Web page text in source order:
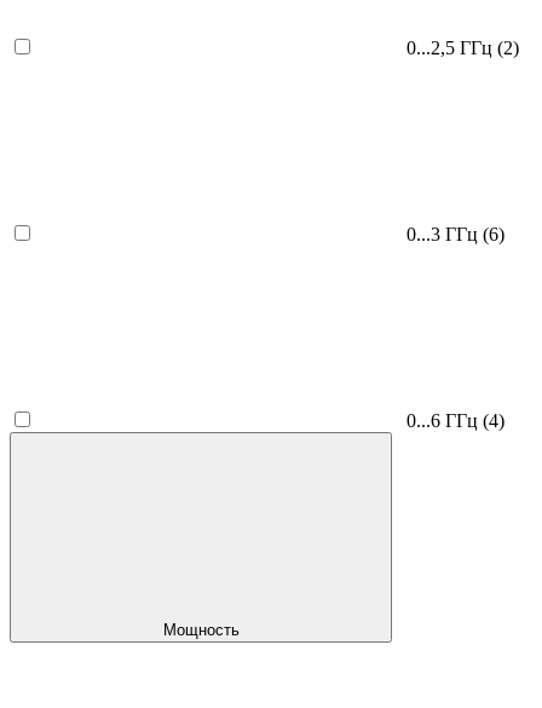
0...2,5 ГГц (2)
0...3 ГГц (6)
0...6 ГГц (4)
Мощность